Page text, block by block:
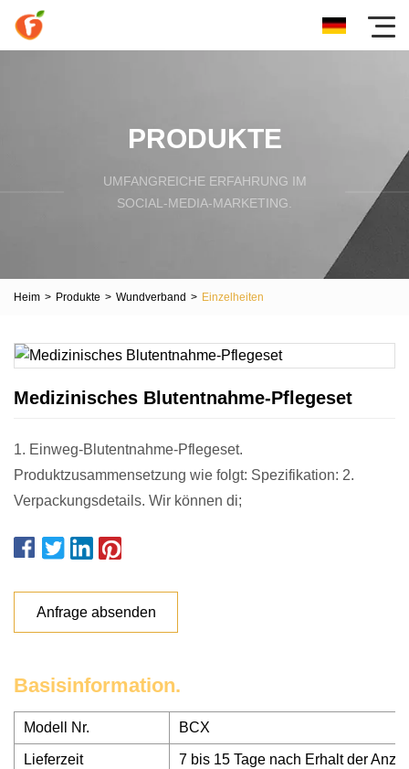
PRODUKTE
UMFANGREICHE ERFAHRUNG IM
SOCIAL-MEDIA-MARKETING.
Heim > Produkte > Wundverband > Einzelheiten
Medizinisches Blutentnahme-Pflegeset
1. Einweg-Blutentnahme-Pflegeset.
Produktzusammensetzung wie folgt: Spezifikation: 2.
Verpackungsdetails. Wir können di;
Anfrage absenden
Basisinformation.
Modell Nr. BCX
Lieferzeit 7 bis 15 Tage nach Erhalt der